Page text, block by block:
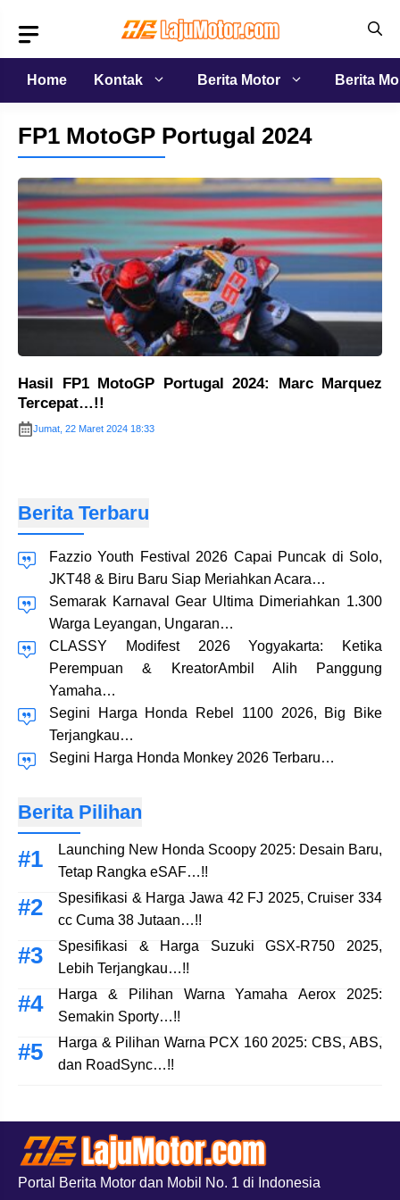
isi
Home
Kontak Berita Motor Berita
FP1 MotoGP Portugal 2024
Hasil FP1 MotoGP Portugal 2024: Marc Marquez
Tercepat…!!
Jumat, 22 Maret 2024 18:33
Berita Terbaru
Fazzio Youth Festival 2026 Capai Puncak di Solo,
JKT48 & Biru Baru Siap Meriahkan Acara…
Semarak Karnaval Gear Ultima Dimeriahkan 1.300
Warga Leyangan, Ungaran…
CLASSY Modifest 2026 Yogyakarta: Ketika
Perempuan & KreatorAmbil Alih Panggung
Yamaha…
Segini Harga Honda Rebel 1100 2026, Big Bike
Terjangkau…
Segini Harga Honda Monkey 2026 Terbaru…
Berita Pilihan
Launching New Honda Scoopy 2025: Desain Baru,
Tetap Rangka eSAF…!!
Spesifikasi & Harga Jawa 42 FJ 2025, Cruiser 334
cc Cuma 38 Jutaan…!!
Spesifikasi & Harga Suzuki GSX-R750 2025,
Lebih Terjangkau…!!
Harga & Pilihan Warna Yamaha Aerox 2025:
Semakin Sporty…!!
Harga & Pilihan Warna PCX 160 2025: CBS, ABS,
dan RoadSync…!!
Portal Berita Motor dan Mobil No. 1 di Indonesia